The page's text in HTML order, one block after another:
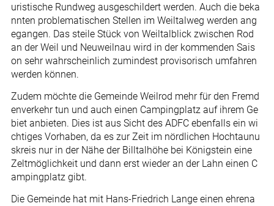
uristische Rundweg ausgeschildert werden. Auch die beka
nnten problematischen Stellen im Weiltalweg werden ang
egangen. Das steile Stück von Weiltalblick zwischen Rod
an der Weil und Neuweilnau wird in der kommenden Sais
on sehr wahrscheinlich zumindest provisorisch umfahren
werden können.
Zudem möchte die Gemeinde Weilrod mehr für den Fremd
enverkehr tun und auch einen Campingplatz auf ihrem Ge
biet anbieten. Dies ist aus Sicht des ADFC ebenfalls ein wi
chtiges Vorhaben, da es zur Zeit im nördlichen Hochtaunu
skreis nur in der Nähe der Billtalhöhe bei Königstein eine
Zeltmöglichkeit und dann erst wieder an der Lahn einen C
ampingplatz gibt.
Die Gemeinde hat mit Hans-Friedrich Lange einen ehrena